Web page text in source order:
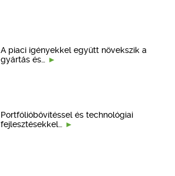
A piaci igényekkel együtt növekszik a
gyártás és…
Portfólióbővítéssel és technológiai
fejlesztésekkel…